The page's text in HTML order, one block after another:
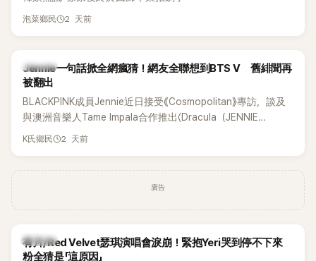
泡菜鄉民 2 天前
K-POP
Jennie一句話掀全網瘋猜！網友全聯想到BTS V 舊緋聞再
被翻出
BLACKPINK成員Jennie近日接受《Cosmopolitan》專訪，談及
與澳洲音樂人Tame Impala合作推出〈Dracula（JENNIE
Remix）〉的幕後故事，沒想到她一句關於「共同朋友」的回答，
K氏鄉民 2 天前
廣告
K-POP
有片/Red Velvet瑟琪演唱會淚崩！緊抱Yeri哭到停不下來
粉全猜是「這原因」